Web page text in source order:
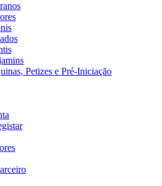
Petizes e Pré-Iniciação